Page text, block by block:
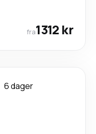
fra1312 kr
6 dager